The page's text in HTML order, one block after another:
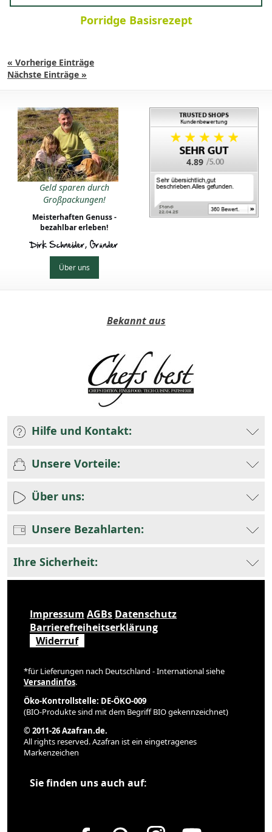
Porridge Basisrezept
« Vorherige Einträge
Nächste Einträge »
Geld sparen durch
Großpackungen!
Meisterhaften Genuss -
bezahlbar erleben!
Dirk Schneider, Gründer
Über uns
4.89
Bekannt aus
Hilfe und Kontakt:
Unsere Vorteile:
Über uns:
Unsere Bezahlarten:
Ihre Sicherheit:
Impressum AGBs Datenschutz
Barrierefreiheitserklärung
Widerruf
*für Lieferungen nach Deutschland - International siehe
Versandinfos.
Öko-Kontrollstelle: DE-ÖKO-009
(BIO-Produkte sind mit dem Begriff BIO gekennzeichnet)
© 2011-26 Azafran.de.
All rights reserved. Azafran ist ein eingetragenes
Markenzeichen
Sie finden uns auch auf: